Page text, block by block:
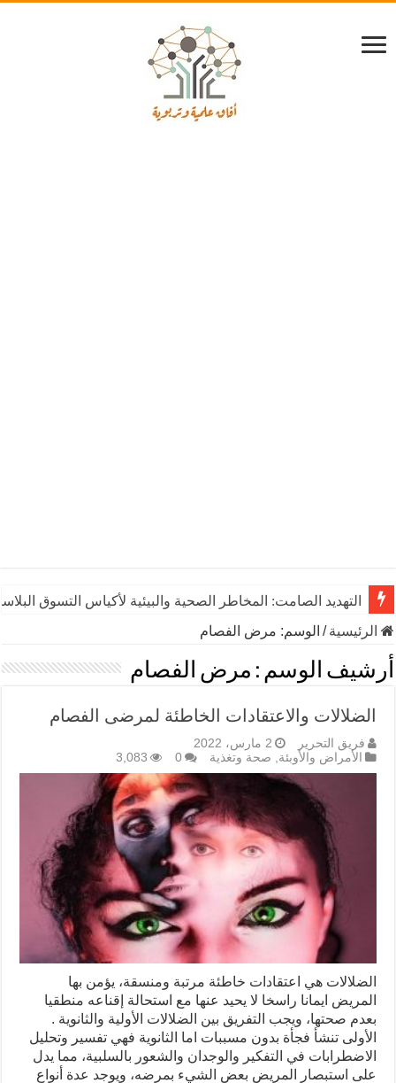
التهديد الصامت: المخاطر الصحية والبيئية لأكياس التسوق
الرئيسية/ الوسم: مرض الفصام
أرشيف الوسم : مرض الفصام
الضلالات والاعتقادات الخاطئة لمرضى الفصام
فريق التحرير
2 مارس، 2022
الأمراض والأوبئة, صحة وتغذية 0
3,083
الضلالات هي اعتقادات خاطئة مرتبة ومنسقة، يؤمن بها
المريض ايمانا راسخا لا يحيد عنها مع استحالة إقناعه منطقيا
بعدم صحتها، ويجب التفريق بين الضلالات الأولية والثانوية .
الأولى تنشأ فجأة بدون مسببات اما الثانوية فهي تفسير وتحليل
الاضطرابات في التفكير والوجدان والشعور بالسلبية، مما يدل
على استبصار المريض بعض الشيء بمرضه، ويوجد عدة أنواع